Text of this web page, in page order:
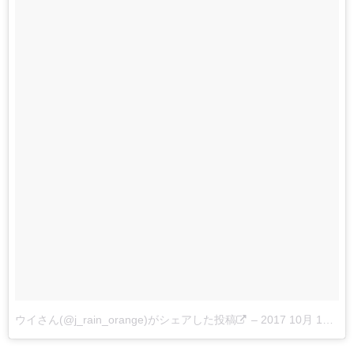
ウイさん(@j_rain_orange)がシェアした投稿 – 2017 10月 17 7:42午前 PDT